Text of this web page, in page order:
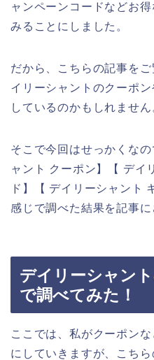
ャンペーンコードなどお
みることにしました。
だから、こちらの記事を
イリーシャントのクーポ
しているのかもしれません
そこで今回はせっかくな
ャント クーポン】【 デイ
ド】【 デイリーシャント
感じで調べた結果を記事に
デイリーシャン
で調べてみた！
ここでは、私がクーポン
にしていきますが、こち